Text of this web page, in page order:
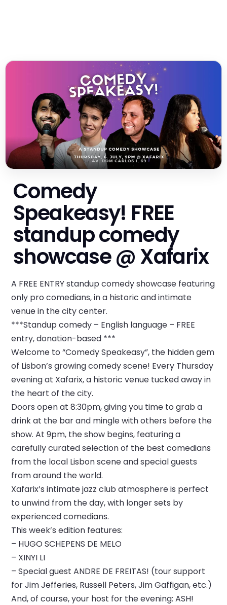
Comedy
Speakeasy! FREE
standup comedy
showcase @ Xafarix
A FREE ENTRY standup comedy showcase featuring
only pro comedians, in a historic and intimate
venue in the city center.
***Standup comedy – English language – FREE
entry, donation-based ***
Welcome to “Comedy Speakeasy”, the hidden gem
of Lisbon’s growing comedy scene! Every Thursday
evening at Xafarix, a historic venue tucked away in
the heart of the city.
Doors open at 8:30pm, giving you time to grab a
drink at the bar and mingle with others before the
show. At 9pm, the show begins, featuring a
carefully curated selection of the best comedians
from the local Lisbon scene and special guests
from around the world.
Xafarix’s intimate jazz club atmosphere is perfect
to unwind from the day, with longer sets by
experienced comedians.
This week’s edition features:
– HUGO SCHEPENS DE MELO
– XINYI LI
– Special guest ANDRE DE FREITAS! (tour support
for Jim Jefferies, Russell Peters, Jim Gaffigan, etc.)
And, of course, your host for the evening: ASH!